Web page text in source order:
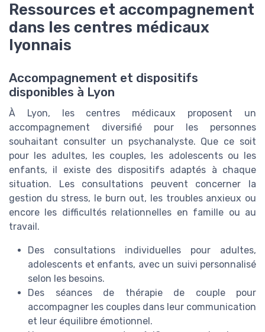
Ressources et accompagnement
dans les centres médicaux
lyonnais
Accompagnement et dispositifs
disponibles à Lyon
À Lyon, les centres médicaux proposent un
accompagnement diversifié pour les personnes
souhaitant consulter un psychanalyste. Que ce soit
pour les adultes, les couples, les adolescents ou les
enfants, il existe des dispositifs adaptés à chaque
situation. Les consultations peuvent concerner la
gestion du stress, le burn out, les troubles anxieux ou
encore les difficultés relationnelles en famille ou au
travail.
Des consultations individuelles pour adultes,
adolescents et enfants, avec un suivi personnalisé
selon les besoins.
Des séances de thérapie de couple pour
accompagner les couples dans leur communication
et leur équilibre émotionnel.